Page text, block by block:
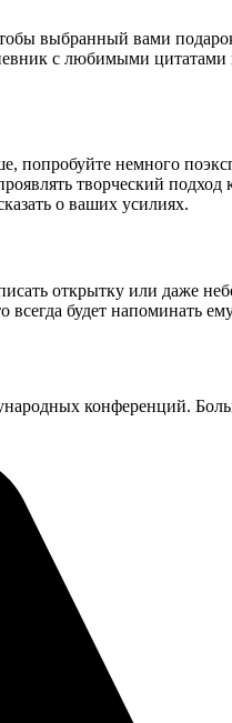
выбранный вами
с любимыми
попробуйте немного
творческий
о ваших усилиях.
открытку или даже
будет напоминать
конференций.